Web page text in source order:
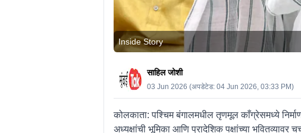
Inside Story
साहिल जोशी
03 Jun 2026 (अपडेटेड: 04 Jun 2026, 03:33 PM)
कोलकाता:पश्चिम बंगालमधील तृणमूल काँग्रेसमध्ये
अध्यक्षांची भूमिका आणि प्रादेशिक पक्षांच्या